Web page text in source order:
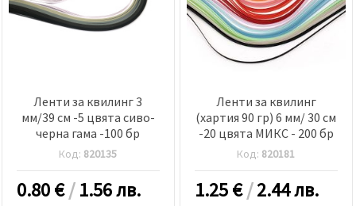
Ленти за квилинг 3
мм/39 см -5 цвята сиво-
черна гама -100 бр
Код: 820135
0.80€/1.56 лв.
Ленти за квилинг
(хартия 90 гр) 6 мм/ 30 см
-20 цвята МИКС - 200 бр
Код: 820181
1.25€/2.44 лв.